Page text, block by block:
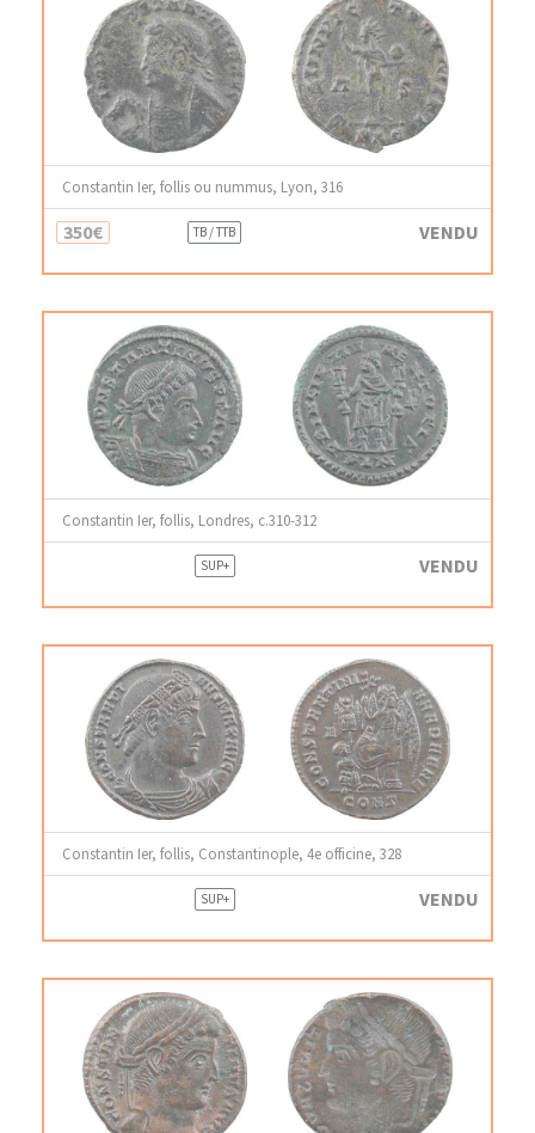
Constantin Ier, follis ou nummus, Lyon, 316
350€ TB / TTB VENDU
Constantin Ier, follis, Londres, c.310-312
SUP+ VENDU
Constantin Ier, follis, Constantinople, 4e officine, 328
SUP+ VENDU